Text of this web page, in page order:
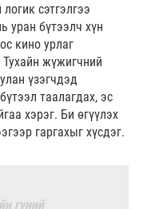
сэтгэлгээ
уран бүтээлч хүн
кино урлаг
Тухайн жүжигчний
үзэгчдэд
таалагдах, эс
хэрэг. Би өгүүлэх
гаргахыг хүсдэг.
гүний